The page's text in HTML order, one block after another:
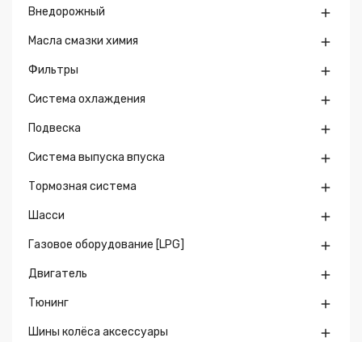
Внедорожный 
Масла смазки химия 
Фильтры 
Система охлаждения 
Подвеска 
Система выпуска впуска 
Тормозная система 
Шасси 
Газовое оборудование [LPG] 
Двигатель 
Тюнинг 
Шины колёса аксессуары 